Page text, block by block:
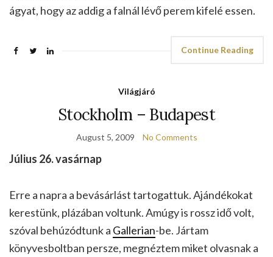
ágyat, hogy az addig a falnál lévő perem kifelé essen.
Continue Reading
Világjáró
Stockholm – Budapest
August 5, 2009 No Comments
Július 26. vasárnap
Erre a napra a bevásárlást tartogattuk. Ajándékokat
kerestünk, plázában voltunk. Amúgy is rossz idő volt,
szóval behúzódtunk a Gallerian-be. Jártam
könyvesboltban persze, megnéztem miket olvasnak a